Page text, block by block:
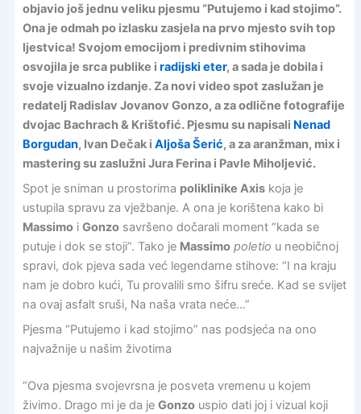
objavio još jednu veliku pjesmu “Putujemo i kad stojimo”.
Ona je odmah po izlasku zasjela na prvo mjesto svih top
ljestvica! Svojom emocijom i predivnim stihovima
osvojila je srca publike i radijski eter, a sada je dobila i
svoje vizualno izdanje. Za novi video spot zaslužan je
redatelj Radislav Jovanov Gonzo, a za odlične fotografije
dvojac Bachrach & Krištofić. Pjesmu su napisali Nenad
Borgudan, Ivan Dečak i Aljoša Šerić, a za aranžman, mix i
mastering su zaslužni Jura Ferina i Pavle Miholjević.
Spot je sniman u prostorima poliklinike Axiskoja je
ustupila spravu za vježbanje. A ona je korištena kako bi
Massimoi Gonzosavršeno dočarali moment “kada se
putuje i dok se stoji”. Tako je Massimo poletio u neobičnoj
spravi, dok pjeva sada već legendarne stihove: “I na kraju
nam je dobro kući, Tu provalili smo šifru sreće. Kad se svijet
na ovaj asfalt sruši, Na naša vrata neće…”
Pjesma “Putujemo i kad stojimo” nas podsjeća na ono
najvažnije u našim životima
“Ova pjesma svojevrsna je posveta vremenu u kojem
živimo. Drago mi je da je Gonzouspio dati joj i vizual koji